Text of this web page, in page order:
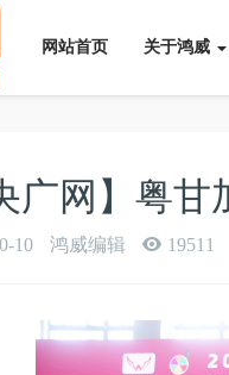
网站首页 关于鸿威
广网】粤
10 鸿威编辑 19511